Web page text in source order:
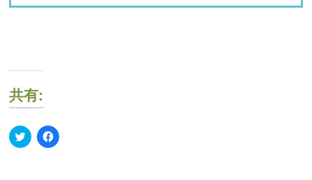
共有:
ク
リ
Facebook
で